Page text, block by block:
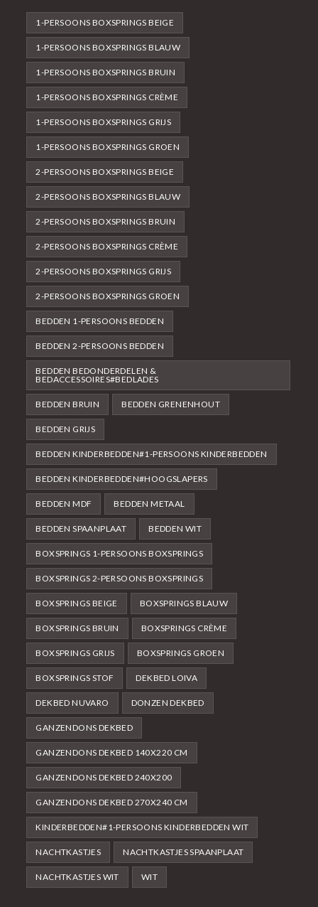
1-PERSOONS BOXSPRINGS BEIGE
1-PERSOONS BOXSPRINGS BLAUW
1-PERSOONS BOXSPRINGS BRUIN
1-PERSOONS BOXSPRINGS CRÈME
1-PERSOONS BOXSPRINGS GRIJS
1-PERSOONS BOXSPRINGS GROEN
2-PERSOONS BOXSPRINGS BEIGE
2-PERSOONS BOXSPRINGS BLAUW
2-PERSOONS BOXSPRINGS BRUIN
2-PERSOONS BOXSPRINGS CRÈME
2-PERSOONS BOXSPRINGS GRIJS
2-PERSOONS BOXSPRINGS GROEN
BEDDEN 1-PERSOONS BEDDEN
BEDDEN 2-PERSOONS BEDDEN
BEDDEN BEDONDERDELEN &
BEDACCESSOIRES#BEDLADES
BEDDEN BRUIN BEDDEN GRENENHOUT
BEDDEN GRIJS
BEDDEN KINDERBEDDEN#1-PERSOONS KINDERBEDDEN
BEDDEN KINDERBEDDEN#HOOGSLAPERS
BEDDEN MDF BEDDEN METAAL
BEDDEN SPAANPLAAT BEDDEN WIT
BOXSPRINGS 1-PERSOONS BOXSPRINGS
BOXSPRINGS 2-PERSOONS BOXSPRINGS
BOXSPRINGS BEIGE BOXSPRINGS BLAUW
BOXSPRINGS BRUIN BOXSPRINGS CRÈME
BOXSPRINGS GRIJS BOXSPRINGS GROEN
BOXSPRINGS STOF DEKBED LOIVA
DEKBED NUVARO DONZEN DEKBED
GANZENDONS DEKBED
GANZENDONS DEKBED 140X220 CM
GANZENDONS DEKBED 240X200
GANZENDONS DEKBED 270X240 CM
KINDERBEDDEN#1-PERSOONS KINDERBEDDEN WIT
NACHTKASTJES NACHTKASTJES SPAANPLAAT
NACHTKASTJES WIT WIT